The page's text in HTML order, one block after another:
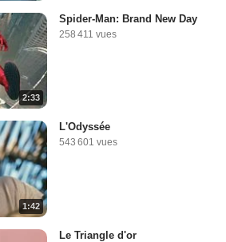
2:33
Spider-Man: Brand New Day
258 411 vues
1:42
L'Odyssée
543 601 vues
Le Triangle d'or